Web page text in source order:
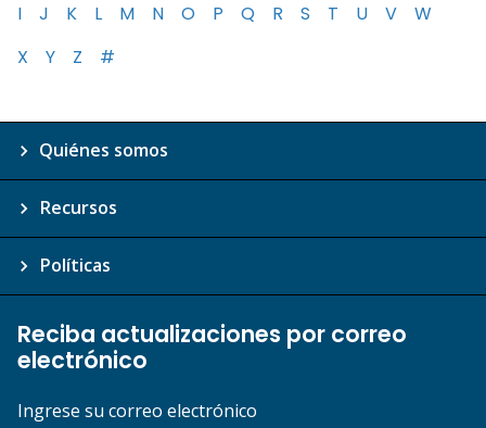
I
J K L M N O P Q R S T U V
W
X
Y Z #
Quiénes somos
Recursos
Políticas
Reciba actualizaciones por correo
electrónico
Ingrese su correo electrónico